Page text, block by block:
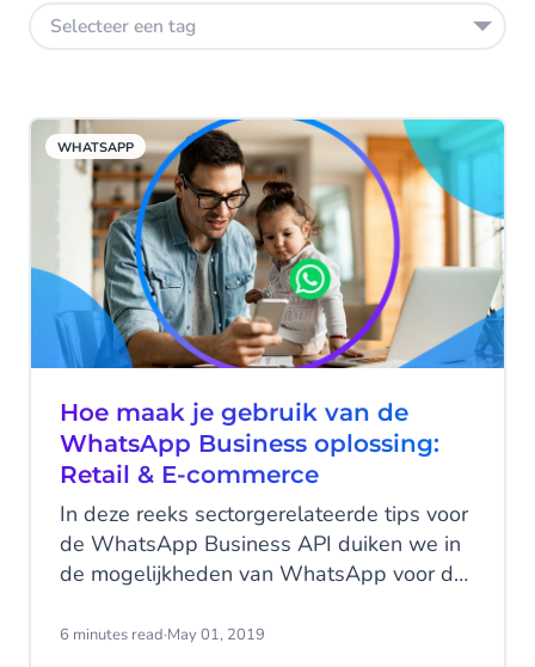
Selecteer een tag
WHATSAPP
Hoe maak je gebruik van de
WhatsApp Business oplossing:
Retail & E-commerce
In deze reeks sectorgerelateerde tips voor
de WhatsApp Business API duiken we in
de mogelijkheden van WhatsApp voor de
het WhatsApp Business Platform de druk
6 minutes read·May 01, 2019